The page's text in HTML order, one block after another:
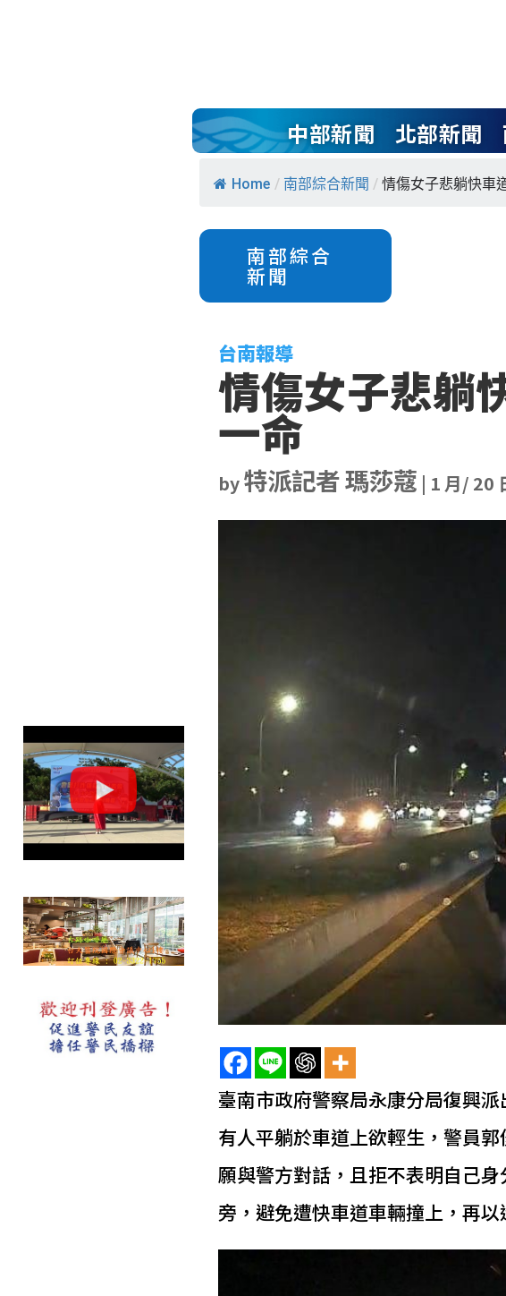
中部新聞 北部新聞
Home / 南部綜合新聞 / 情傷女子悲躺快車
南部綜合
新聞
台南報導
情傷女子悲躺
一命
by特派記者 瑪莎蔻 | 1 月/ 20
臺南市政府警察局永康分局復興
有人平躺於車道上欲輕生，警員
願與警方對話，且拒不表明自己
旁，避免遭快車道車輛撞上，再